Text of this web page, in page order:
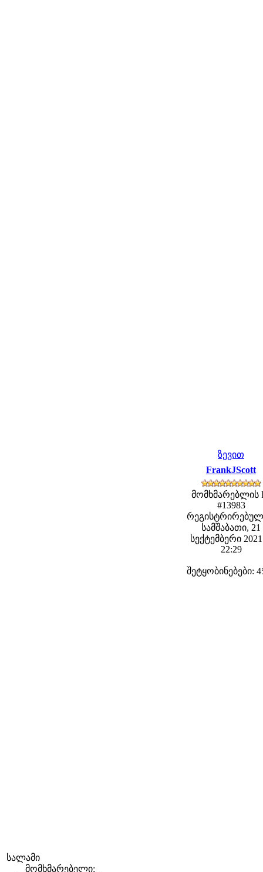
სალამი
მომხმარებელი:
ზევით
FrankJScott
მომხმარებლის
#13983
სამშაბათი, 21
სექტემბერი
22:29
შეტყობინებები: